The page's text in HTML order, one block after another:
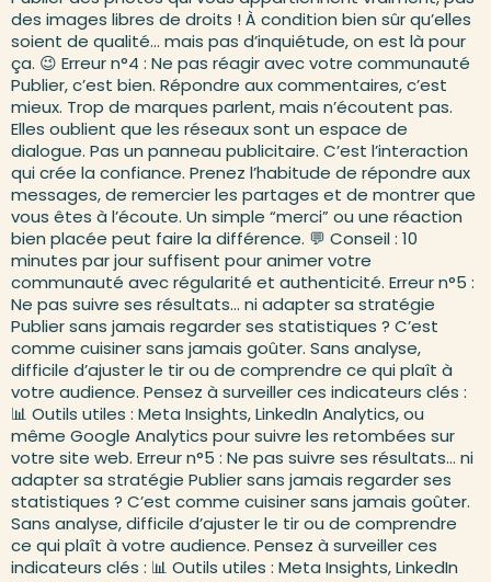
des images libres de droits ! À condition bien sûr qu’elles
soient de qualité… mais pas d’inquiétude, on est là pour
ça. 😉 Erreur n°4 : Ne pas réagir avec votre communauté
Publier, c’est bien. Répondre aux commentaires, c’est
mieux. Trop de marques parlent, mais n’écoutent pas.
Elles oublient que les réseaux sont un espace de
dialogue. Pas un panneau publicitaire. C’est l’interaction
qui crée la confiance. Prenez l’habitude de répondre aux
messages, de remercier les partages et de montrer que
vous êtes à l’écoute. Un simple “merci” ou une réaction
bien placée peut faire la différence. 💬 Conseil : 10
minutes par jour suffisent pour animer votre
communauté avec régularité et authenticité. Erreur n°5 :
Ne pas suivre ses résultats… ni adapter sa stratégie
Publier sans jamais regarder ses statistiques ? C’est
comme cuisiner sans jamais goûter. Sans analyse,
difficile d’ajuster le tir ou de comprendre ce qui plaît à
votre audience. Pensez à surveiller ces indicateurs clés :
📊 Outils utiles : Meta Insights, LinkedIn Analytics, ou
même Google Analytics pour suivre les retombées sur
votre site web. Erreur n°5 : Ne pas suivre ses résultats… ni
adapter sa stratégie Publier sans jamais regarder ses
statistiques ? C’est comme cuisiner sans jamais goûter.
Sans analyse, difficile d’ajuster le tir ou de comprendre
ce qui plaît à votre audience. Pensez à surveiller ces
indicateurs clés : 📊 Outils utiles : Meta Insights, LinkedIn